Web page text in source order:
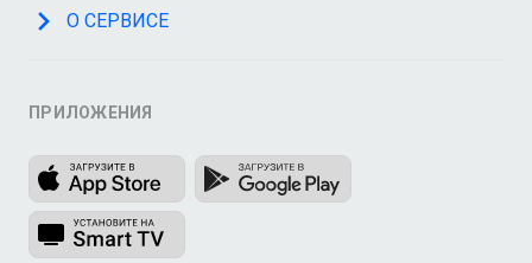
О СЕРВИСЕ
ПРИЛОЖЕНИЯ